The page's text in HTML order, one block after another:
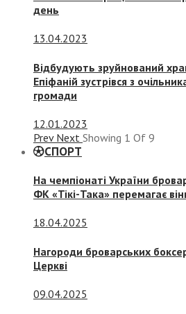
день
13.04.2023
Відбудують зруйнований
Епіфаній зустрівся з
громади
12.01.2023
Prev Next Showing 1 Of 9
СПОРТ
На чемпіонаті України
ФК «Тікі-Така» перемагає
18.04.2025
Нагороди броварських
Церкві
09.04.2025